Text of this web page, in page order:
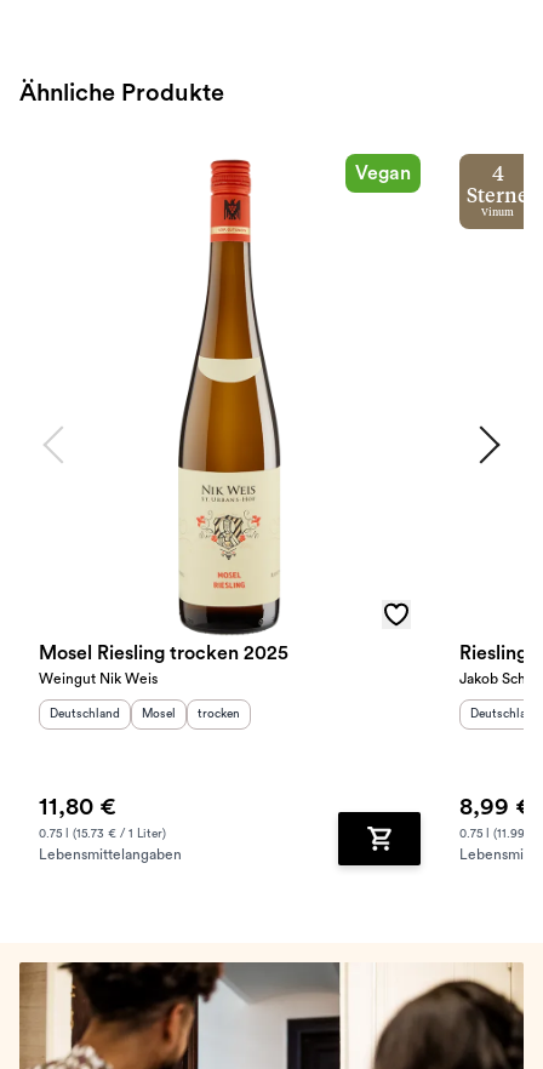
Ähnliche Produkte
Vegan
Mosel Riesling trocken 2025
Weingut Nik Weis
Herkunftsland
Deutschland Herkunftsregion:
Mosel Geschmack
trocken
11,80 €
0.75 l (15.73 € / 1 Liter)
Lebensmittelangaben Zum Warenkorb
4
Sterne
Vinum
Riesling
Jakob
Deutschland
8,99 €
0.75 l (11.99 €